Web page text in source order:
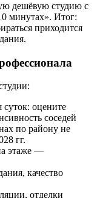
дешёвую студию с
минутах». Итог:
приходится
суток: оцените
соседей
по району не
гг.
этаже —
качество
отделки